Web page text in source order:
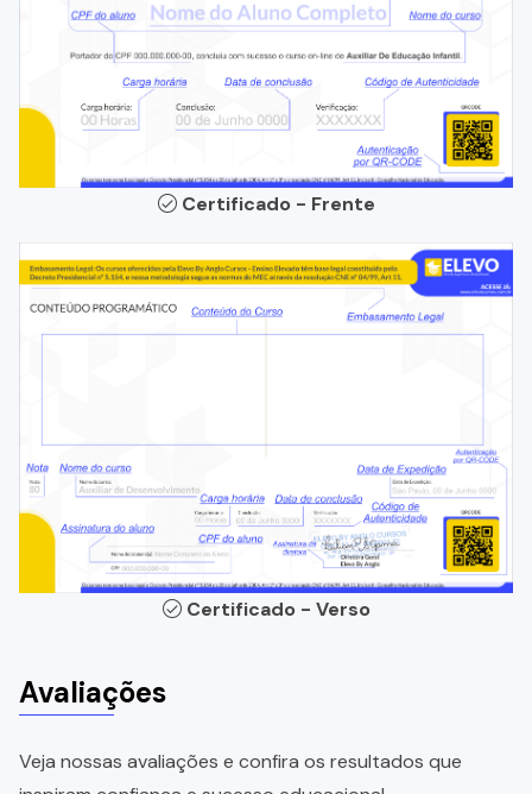
Certificado - Frente
Certificado - Verso
Avaliações
Veja nossas avaliações e confira os resultados que